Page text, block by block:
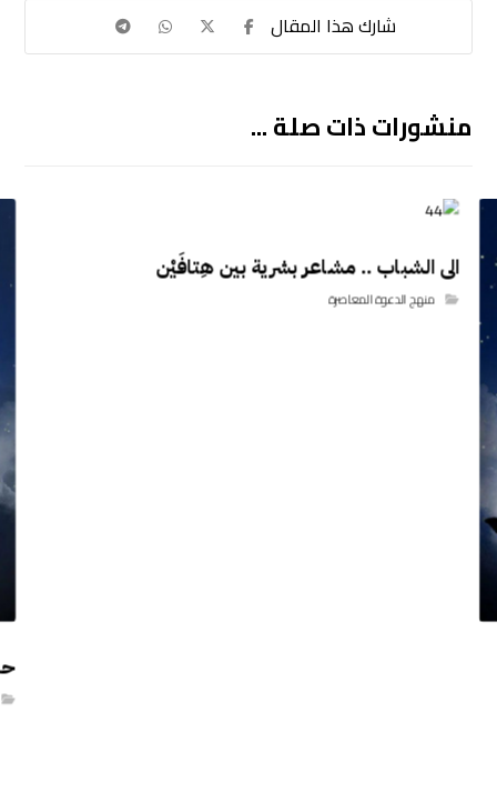
منشورات ذات صلة ...
الى الشباب .. مشاعر بشرية بين هِتافَيْن
منهج الدعوة المعاصرة